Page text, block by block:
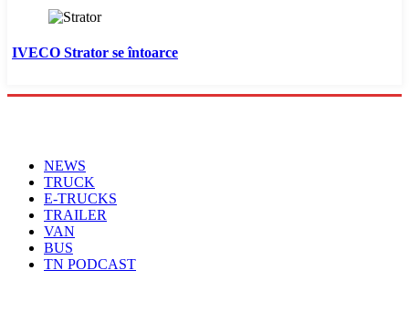
IVECO Strator se întoarce
NEWS
TRUCK
E-TRUCKS
TRAILER
VAN
BUS
TN PODCAST